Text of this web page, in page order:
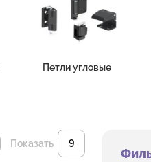
Петли угловые
Показать